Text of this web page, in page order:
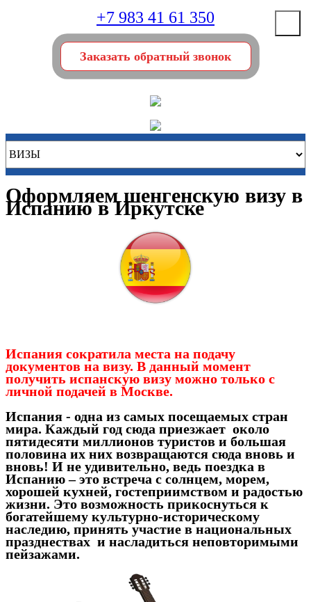
+7 983 41 61 350
Заказать обратный звонок
Оформляем шенгенскую визу в
Испанию в Иркутске
Испания сократила места на подачу
документов на визу. В данный момент
получить испанскую визу можно только с
личной подачей в Москве.
Испания - одна из самых посещаемых стран
мира. Каждый год сюда приезжает около
пятидесяти миллионов туристов и большая
половина их них возвращаются сюда вновь и
вновь! И не удивительно, ведь поездка в
Испанию – это встреча с солнцем, морем,
хорошей кухней, гостеприимством и радостью
жизни. Это возможность прикоснуться к
богатейшему культурно-историческому
наследию, принять участие в национальных
празднествах и насладиться неповторимыми
пейзажами.